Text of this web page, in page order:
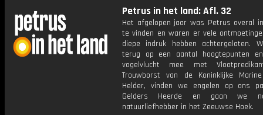
Petrus in het land: Afl. 32
Het afgelopen jaar was Petrus overal
te vinden en waren er vele
diepe indruk hebben achtergelaten.
terug op een aantal hoogtepunten
vogelvlucht mee met
Trouwborst van de Koninklijke
Helder, vinden we engelen op ons
Gelders Heerde en gaan we
natuurliefhebber in het Zeeuwse Hoek.